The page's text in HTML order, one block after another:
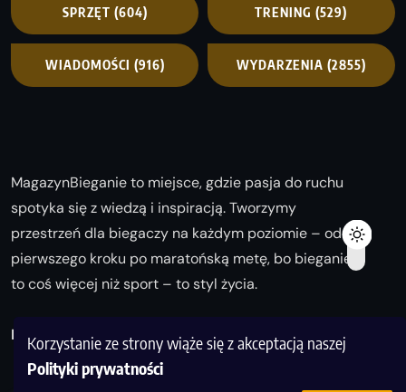
Korzystanie ze strony wiąże się z akceptacją naszej
Polityki prywatności
SPRZĘT (604) TRENING (529)
WIADOMOŚCI (916) WYDARZENIA (2855)
MagazynBieganie to miejsce, gdzie pasja do ruchu
spotyka się z wiedzą i inspiracją. Tworzymy
przestrzeń dla biegaczy na każdym poziomie – od
pierwszego kroku po maratońską metę, bo bieganie
to coś więcej niż sport – to styl życia.
Biegaj z nami i odkrywaj swoją najlepszą wersję!